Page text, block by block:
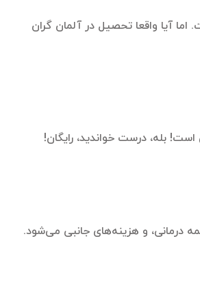
آیا واقعا تحصیل در آلمان گران
بله، درست خواندید، رایگان!
درمانی، و هزینه‌های جانبی می‌شود.